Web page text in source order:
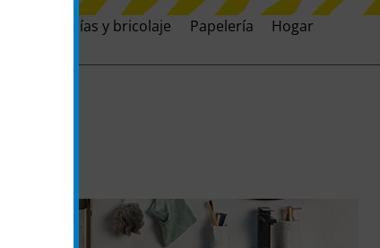
Artesanías y bricolaje Papelería Hogar